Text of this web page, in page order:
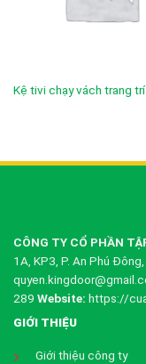
Kệ tivi chạy vách trang trí
CÔNG TY CỔ PHẦN
1A, KP3, P. An Phú
289 Website: https://
GIỚI THIỆU
Giới thiệu công ty